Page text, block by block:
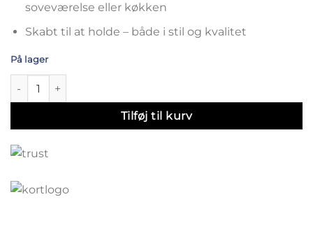
soveværelse eller køkken
Skabt til at holde – både i stil og kvalitet
På lager
NORD væghylde i egetræ - 60 cm antal
Tilføj til kurv